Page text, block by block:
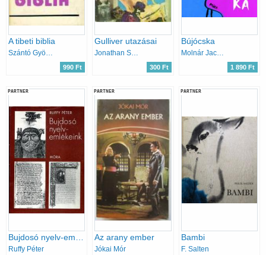
A tibeti biblia
Szántó György
990 Ft
Gulliver utazásai
Jonathan Swfit
300 Ft
Bújócska
Molnár Jacqueline
1 890 Ft
PARTNER
Ruffy Péter
PARTNER
Az arany ember
Jókai Mór
PARTNER
Bambi
F. Salten